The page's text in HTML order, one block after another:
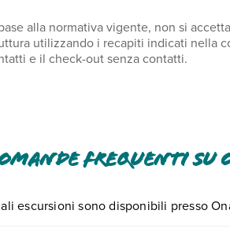
alla normativa vigente, non si
utilizzando i recapiti indicati nella
e il check-out senza contatti.
frequenti su
escursioni sono disponibili presso